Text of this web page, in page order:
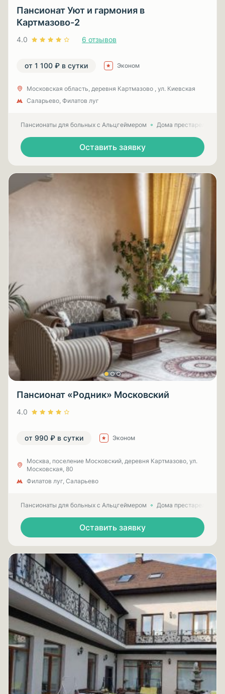
Пансионат Уют и гармония в
Картмазово-2
4.0 6 отзывов
от 1 100 ₽ в сутки Эконом
Московская область, деревня Картмазово , ул. Киевская
Саларьево, Филатов луг
Пансионаты для больных с Альцгеймером Дома престарелых
Оставить заявку
Пансионат «Родник» Московский
4.0
от 990 ₽ в сутки Эконом
Москва, поселение Московский, деревня Картмазово, ул.
Московская, 80
Филатов луг, Саларьево
Пансионаты для больных с Альцгеймером Дома престарелых
Оставить заявку